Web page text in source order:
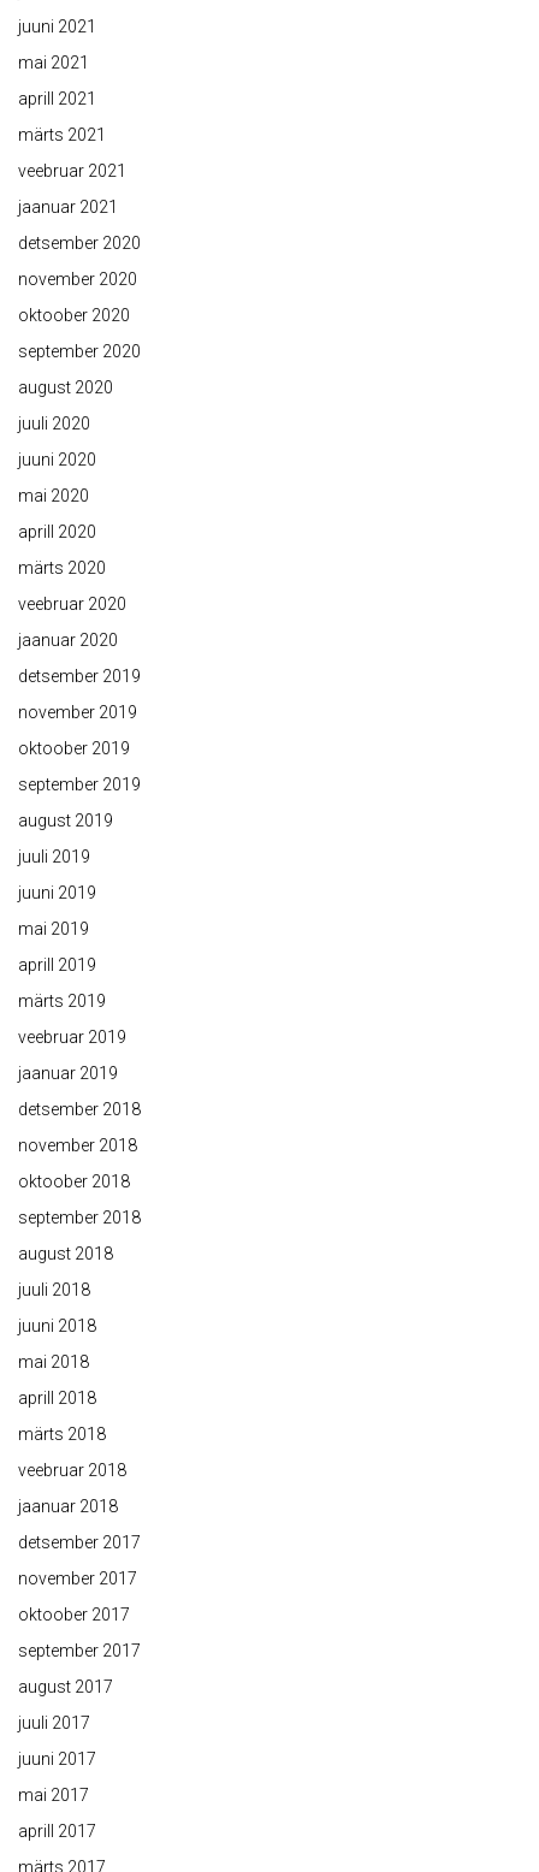
juuni 2021
mai 2021
aprill 2021
märts 2021
veebruar 2021
jaanuar 2021
detsember 2020
november 2020
oktoober 2020
september 2020
august 2020
juuli 2020
juuni 2020
mai 2020
aprill 2020
märts 2020
veebruar 2020
jaanuar 2020
detsember 2019
november 2019
oktoober 2019
september 2019
august 2019
juuli 2019
juuni 2019
mai 2019
aprill 2019
märts 2019
veebruar 2019
jaanuar 2019
detsember 2018
november 2018
oktoober 2018
september 2018
august 2018
juuli 2018
juuni 2018
mai 2018
aprill 2018
märts 2018
veebruar 2018
jaanuar 2018
detsember 2017
november 2017
oktoober 2017
september 2017
august 2017
juuli 2017
juuni 2017
mai 2017
aprill 2017
märts 2017